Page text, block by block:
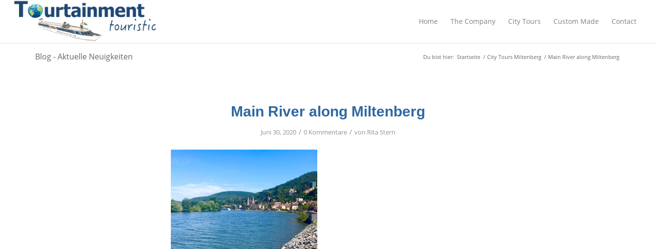
Home The Company City Tours Custom Made Contact
Blog - Aktuelle Neuigkeiten Du bist hier: Startseite / City Tours Miltenberg / Main River along Miltenberg
Main River along Miltenberg
Juni 30, 2020 / 0 Kommentare / von Rita Stern